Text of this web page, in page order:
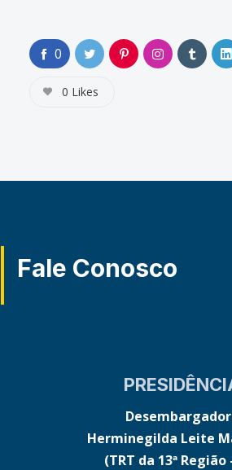
0
0 Likes
Fale Conosco
Herminegilda Leite
(TRT da 13ª Região